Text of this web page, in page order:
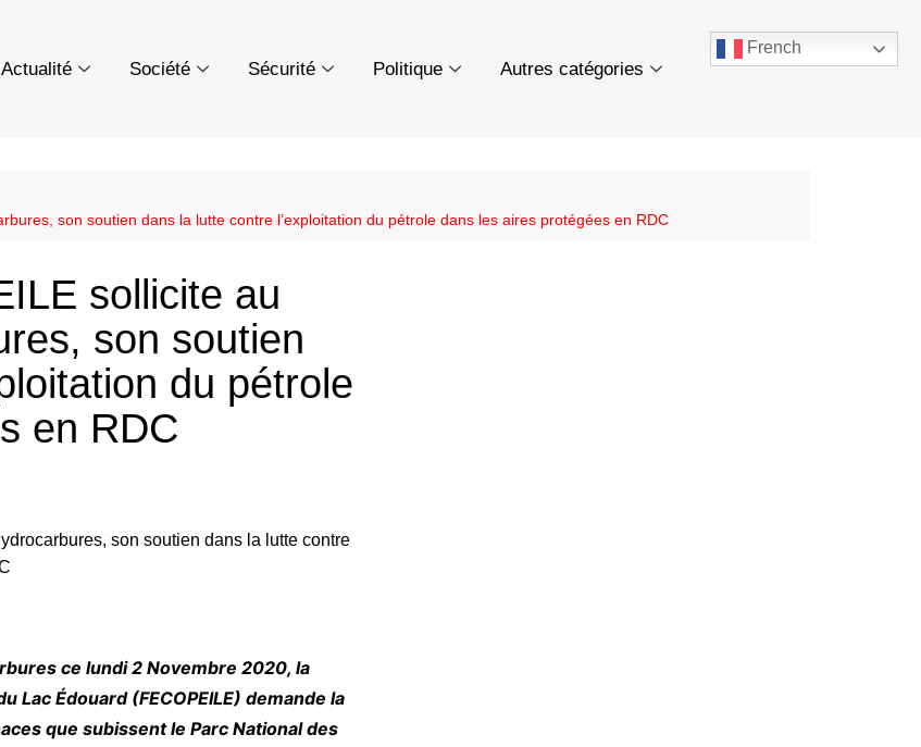
Actualité Société Sécurité Politique Autres catégories
French
son soutien dans la lutte contre l’exploitation du pétrole dans les aires protégées en RDC
sollicite au
son soutien
du pétrole
en RDC
ce lundi 2 Novembre 2020, la
Lac Édouard (FECOPEILE) demande la
que subissent le Parc National des